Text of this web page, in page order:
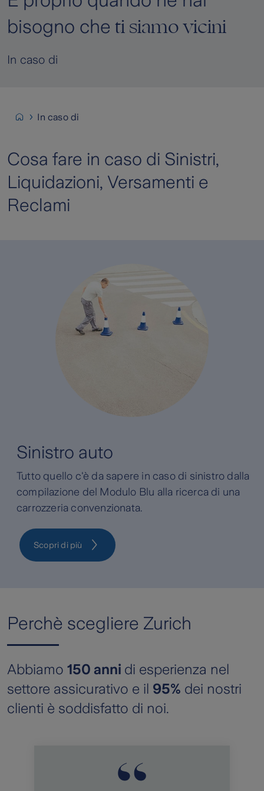
bisogno che ti siamo vicini
In caso di
In caso di
Cosa fare in caso di Sinistri,
Liquidazioni, Versamenti e
Reclami
Sinistro auto
Tutto quello c'è da sapere in caso di sinistro dalla
compilazione del Modulo Blu alla ricerca di una
carrozzeria convenzionata.
Scopri di più
Perchè scegliere Zurich
Abbiamo 150 anni di esperienza nel
settore assicurativo e il 95% dei nostri
clienti è soddisfatto di noi.